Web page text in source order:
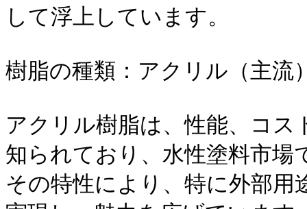
して浮上しています。
樹脂の種類：アクリル（主流
アクリル樹脂は、性能、コ
知られており、水性塗料市
その特性により、特に外部